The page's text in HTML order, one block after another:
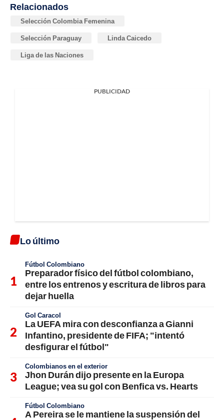
Relacionados
Selección Colombia Femenina
Selección Paraguay Linda Caicedo
Liga de las Naciones
PUBLICIDAD
Lo último
Fútbol Colombiano
Preparador físico del fútbol colombiano,
entre los entrenos y escritura de libros para
dejar huella
Gol Caracol
La UEFA mira con desconfianza a Gianni
Infantino, presidente de FIFA; "intentó
desfigurar el fútbol"
Colombianos en el exterior
Jhon Durán dijo presente en la Europa
League; vea su gol con Benfica vs. Hearts
Fútbol Colombiano
A Pereira se le mantiene la suspensión del